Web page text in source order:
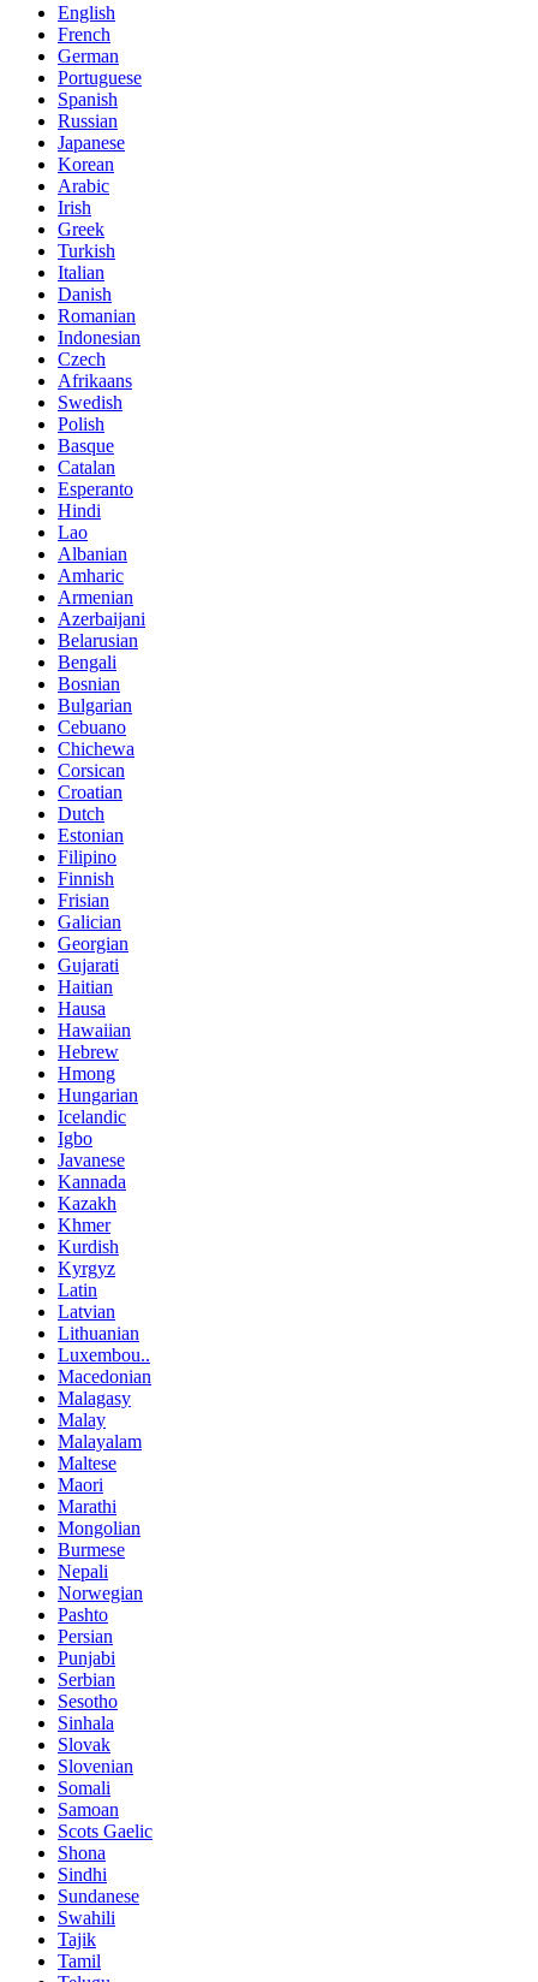
English
French
German
Portuguese
Spanish
Russian
Japanese
Korean
Arabic
Irish
Greek
Turkish
Italian
Danish
Romanian
Indonesian
Czech
Afrikaans
Swedish
Polish
Basque
Catalan
Esperanto
Hindi
Lao
Albanian
Amharic
Armenian
Azerbaijani
Belarusian
Bengali
Bosnian
Bulgarian
Cebuano
Chichewa
Corsican
Croatian
Dutch
Estonian
Filipino
Finnish
Frisian
Galician
Georgian
Gujarati
Haitian
Hausa
Hawaiian
Hebrew
Hmong
Hungarian
Icelandic
Igbo
Javanese
Kannada
Kazakh
Khmer
Kurdish
Kyrgyz
Latin
Latvian
Lithuanian
Luxembou..
Macedonian
Malagasy
Malay
Malayalam
Maltese
Maori
Marathi
Mongolian
Burmese
Nepali
Norwegian
Pashto
Persian
Punjabi
Serbian
Sesotho
Sinhala
Slovak
Slovenian
Somali
Samoan
Scots Gaelic
Shona
Sindhi
Sundanese
Swahili
Tajik
Tamil